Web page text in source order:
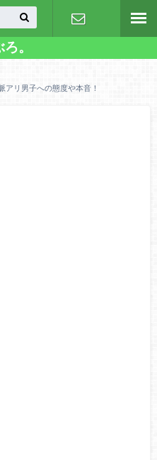
。
せ
アリ男子への態度や本音！